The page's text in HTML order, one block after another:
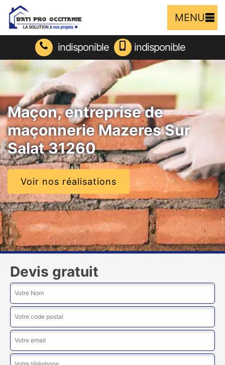
MENU
indisponible indisponible
Maçon, entreprise de
maçonnerie Mazeres Sur
Salat 31260
Voir nos réalisations
Devis gratuit